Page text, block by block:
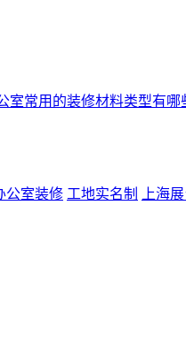
常用的装修材料类型有哪
公室装修 工地实名制 上海